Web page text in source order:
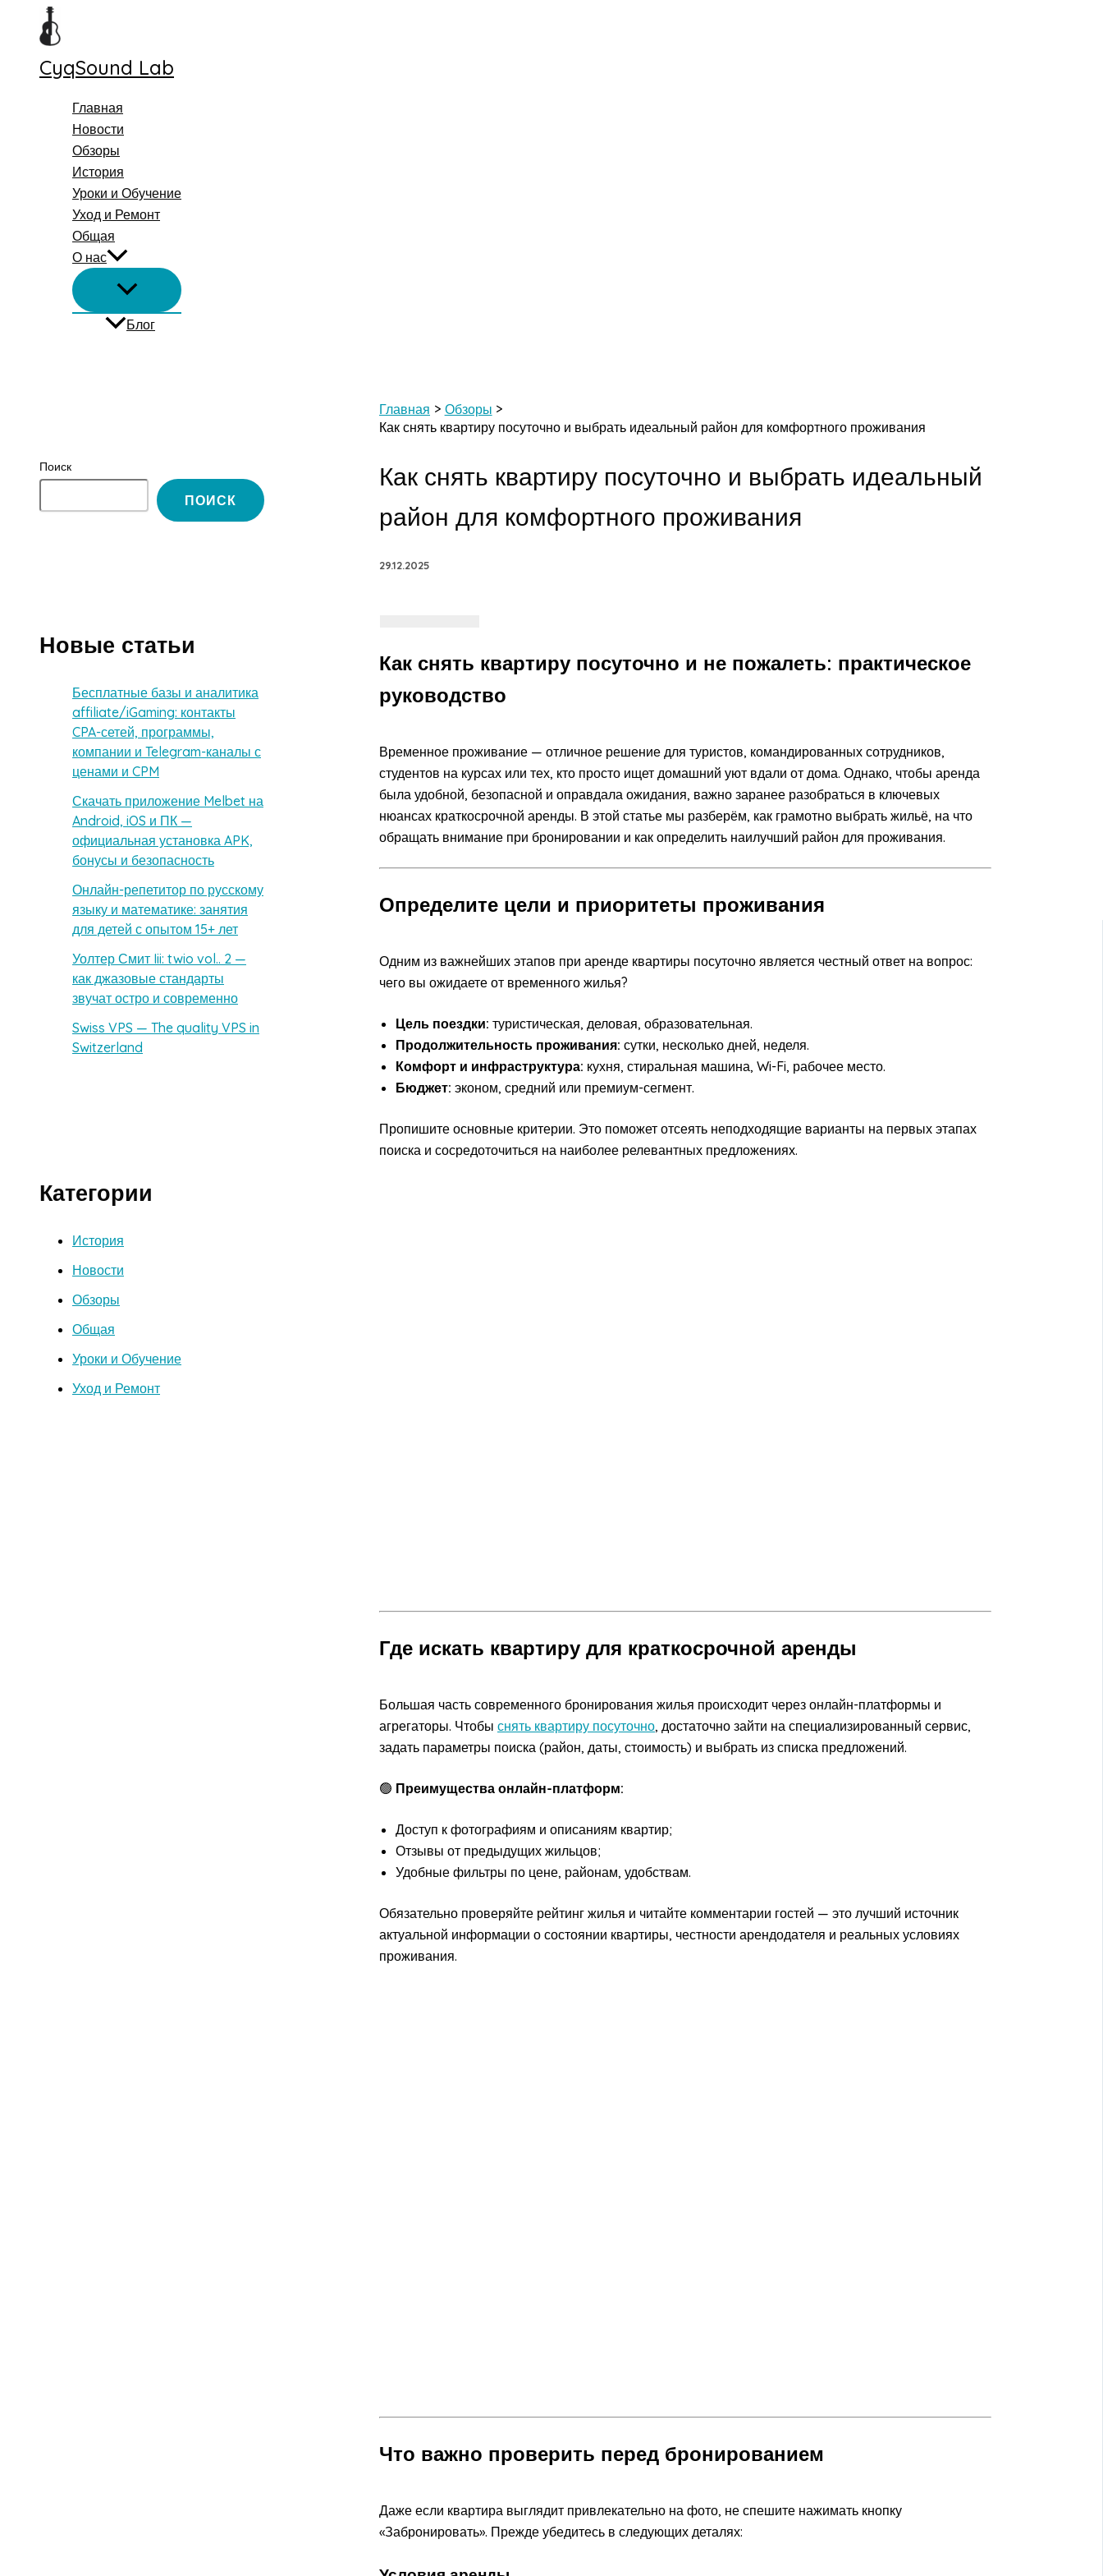
Перейти
содержимому
CyqSound Lab
Главная
Новости
Обзоры
История
Уроки и Обучение
Уход и Ремонт
Общая
О нас
Блог
Поиск
ПОИСК
Новые статьи
Бесплатные базы и аналитика
affiliate/iGaming: контакты
CPA-сетей, программы,
компании и Telegram-каналы с
ценами и CPM
Скачать приложение Melbet на
Android, iOS и ПК —
официальная установка APK,
бонусы и безопасность
Онлайн-репетитор по русскому
языку и математике: занятия
для детей с опытом 15+ лет
Уолтер Смит Iii: twio vol.. 2 —
как джазовые стандарты
звучат остро и современно
Swiss VPS — The quality VPS in
Switzerland
Категории
История
Новости
Обзоры
Общая
Уроки и Обучение
Уход и Ремонт
Главная
Обзоры
Как снять квартиру посуточно и выбрать идеальный район для комфортного проживания
Как снять квартиру посуточно и выбрать идеальный
район для комфортного проживания
29.12.2025
Как снять квартиру посуточно и не пожалеть: практическое
руководство
Временное проживание — отличное решение для туристов, командированных сотрудников,
студентов на курсах или тех, кто просто ищет домашний уют вдали от дома. Однако, чтобы аренда
была удобной, безопасной и оправдала ожидания, важно заранее разобраться в ключевых
нюансах краткосрочной аренды. В этой статье мы разберём, как грамотно выбрать жильё, на что
обращать внимание при бронировании и как определить наилучший район для проживания.
Определите цели и приоритеты проживания
Одним из важнейших этапов при аренде квартиры посуточно является честный ответ на вопрос:
чего вы ожидаете от временного жилья?
Цель поездки: туристическая, деловая, образовательная.
Продолжительность проживания: сутки, несколько дней, неделя.
Комфорт и инфраструктура: кухня, стиральная машина, Wi-Fi, рабочее место.
Бюджет: эконом, средний или премиум-сегмент.
Пропишите основные критерии. Это поможет отсеять неподходящие варианты на первых этапах
поиска и сосредоточиться на наиболее релевантных предложениях.
Где искать квартиру для краткосрочной аренды
Большая часть современного бронирования жилья происходит через онлайн-платформы и
агрегаторы. Чтобы снять квартиру посуточно, достаточно зайти на специализированный сервис,
задать параметры поиска (район, даты, стоимость) и выбрать из списка предложений.
🟢 Преимущества онлайн-платформ:
Доступ к фотографиям и описаниям квартир;
Отзывы от предыдущих жильцов;
Удобные фильтры по цене, районам, удобствам.
Обязательно проверяйте рейтинг жилья и читайте комментарии гостей — это лучший источник
актуальной информации о состоянии квартиры, честности арендодателя и реальных условиях
проживания.
Что важно проверить перед бронированием
Даже если квартира выглядит привлекательно на фото, не спешите нажимать кнопку
«Забронировать». Прежде убедитесь в следующих деталях: